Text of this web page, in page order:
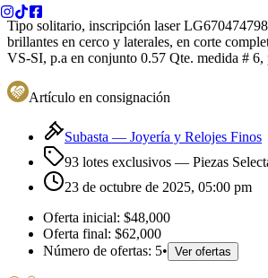
Tipo solitario, inscripción laser
brillantes en cerco y laterales, en corte
VS-SI, p.a en conjunto 0.57 Qte. medida # 6,
Artículo en consignación
Subasta — Joyería y Relojes Finos
93 lotes exclusivos — Piezas
23 de octubre de 2025, 05:00 pm
Oferta inicial: $48,000
Oferta final: $62,000
Número de ofertas: 5• Ver ofertas